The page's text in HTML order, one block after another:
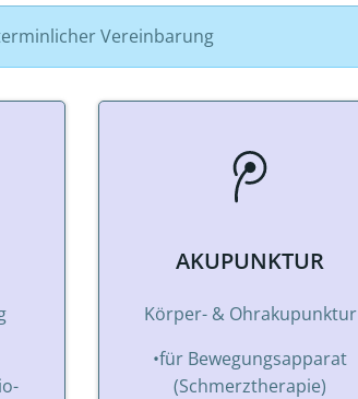
Vereinbarung
AKUPUNKTUR
Körper- & Ohrakupunktur
•für Bewegungsapparat
(Schmerztherapie)